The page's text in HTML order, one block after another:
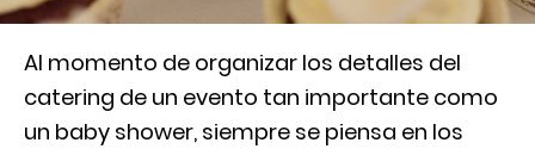
Al momento de organizar los detalles del
catering de un evento tan importante como
un baby shower, siempre se piensa en los